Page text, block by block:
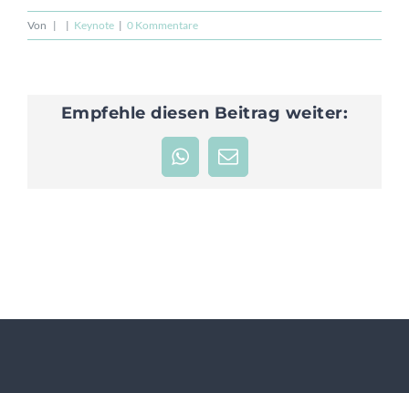
JETZT ANFRAGEN
Von | | Keynote | 0 Kommentare
Empfehle diesen Beitrag weiter:
WhatsApp
E-